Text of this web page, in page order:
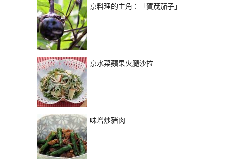
京料理的主角：「賀茂茄子」
京水菜蘋果火腿沙拉
味增炒豬肉